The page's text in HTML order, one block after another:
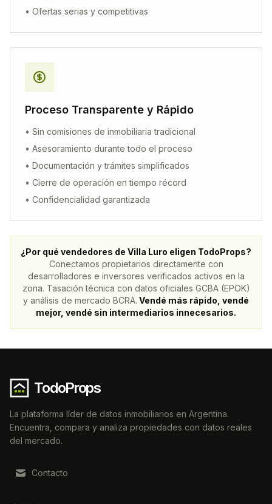
• Ofertas serias y competitivas
Proceso Transparente y Rápido
• Sin comisiones de inmobiliaria tradicional
• Asesoramiento durante todo el proceso
• Documentación y trámites simplificados
• Cierre de operación en tiempo récord
• Confidencialidad garantizada
¿Por qué vendedores de Villa Luro eligen TodoProps?
Conectamos propietarios directamente con
desarrolladores e inversores verificados activos en la
zona. Tasación técnica con datos oficiales GCBA (EPOK)
y análisis de mercado BCRA. Vendé más rápido, vendé
mejor, vendé sin intermediarios innecesarios.
TodoProps
La plataforma líder de datos inmobiliarios en Argentina.
Encuentra, compara y analiza propiedades con datos reales
del mercado.
Contacto